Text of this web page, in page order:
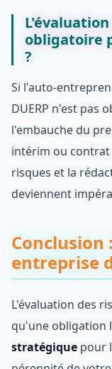
obligatoire
?
Si l'auto-
DUERP n'est pas
l'embauche du
intérim ou
risques et la
deviennent
Conclusion
entreprise
L'évaluation des
qu'une obligation
stratégique pour